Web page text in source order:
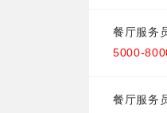
餐厅服务
5000-
餐厅服务